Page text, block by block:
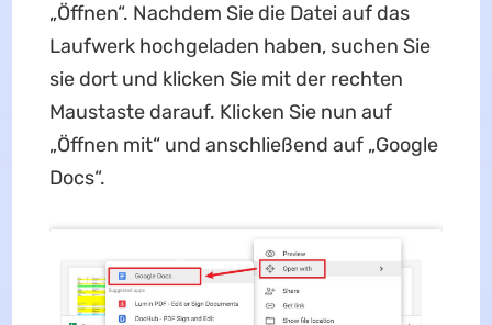
„Öffnen“. Nachdem Sie die Datei auf das
Laufwerk hochgeladen haben, suchen Sie
sie dort und klicken Sie mit der rechten
Maustaste darauf. Klicken Sie nun auf
„Öffnen mit“ und anschließend auf „Google
Docs“.